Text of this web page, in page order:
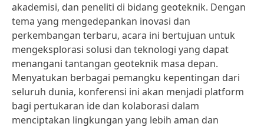
akademisi, dan peneliti di bidang geoteknik. Dengan
tema yang mengedepankan inovasi dan
perkembangan terbaru, acara ini bertujuan untuk
mengeksplorasi solusi dan teknologi yang dapat
menangani tantangan geoteknik masa depan.
Menyatukan berbagai pemangku kepentingan dari
seluruh dunia, konferensi ini akan menjadi platform
bagi pertukaran ide dan kolaborasi dalam
menciptakan lingkungan yang lebih aman dan